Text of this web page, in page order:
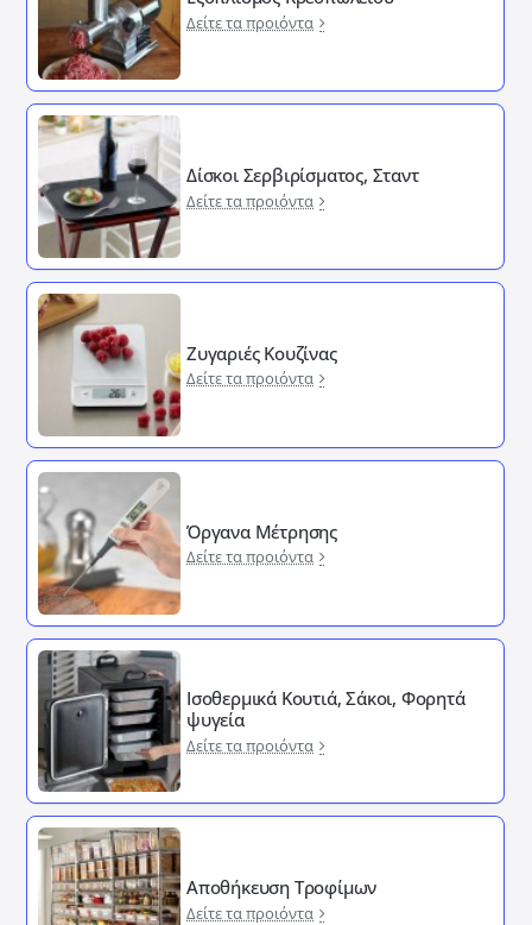
Δείτε τα προιόντα
Δίσκοι Σερβιρίσματος, Σταντ
Δείτε τα προιόντα
Ζυγαριές Κουζίνας
Δείτε τα προιόντα
Όργανα Μέτρησης
Δείτε τα προιόντα
Ισοθερμικά Κουτιά, Σάκοι, Φορητά
ψυγεία
Δείτε τα προιόντα
Αποθήκευση Τροφίμων
Δείτε τα προιόντα